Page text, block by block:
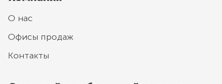
О нас
Офисы продаж
Контакты